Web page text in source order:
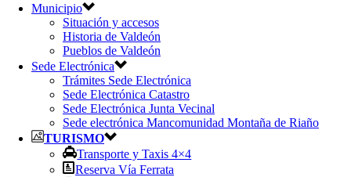
Municipio
Situación y accesos
Historia de Valdeón
Pueblos de Valdeón
Sede Electrónica
Trámites Sede Electrónica
Sede Electrónica Catastro
Sede Electrónica Junta Vecinal
Sede electrónica Mancomunidad Montaña de Riaño
TURISMO
Transporte y Taxis 4×4
Reserva Vía Ferrata